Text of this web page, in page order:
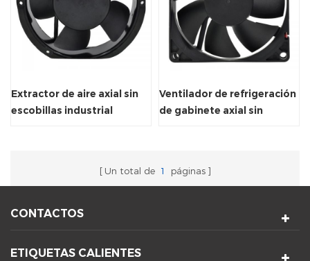
Extractor de aire axial sin
escobillas industrial
Ventilador de refrigeración
de gabinete axial sin
Un total de 1 páginas
CONTACTOS
ETIQUETAS CALIENTES